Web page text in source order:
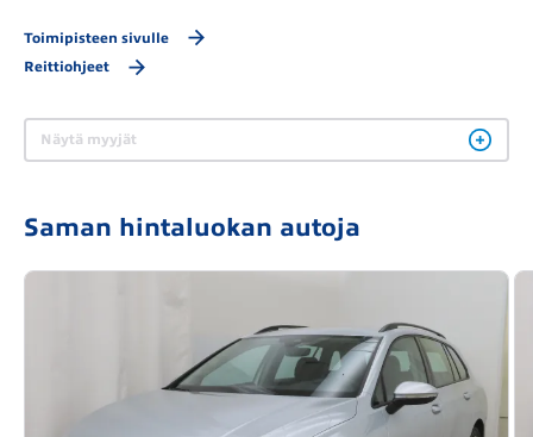
Toimipisteen sivulle
Reittiohjeet
Näytä myyjät
Saman hintaluokan autoja